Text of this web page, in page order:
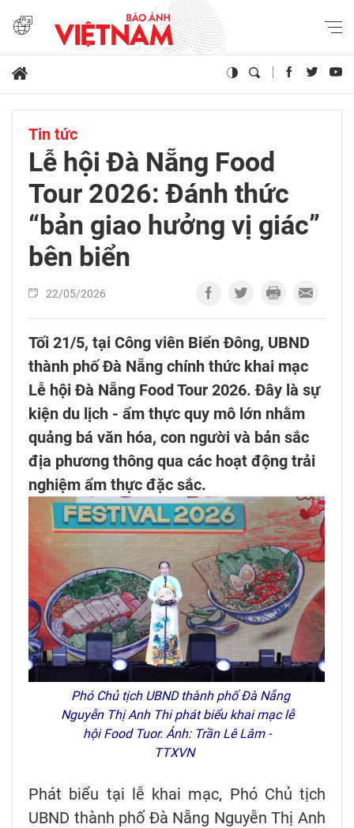
Tin tức
Lễ hội Đà Nẵng Food
Tour 2026: Đánh thức
“bản giao hưởng vị giác”
bên biển
22/05/2026
Tối 21/5, tại Công viên Biển Đông, UBND
thành phố Đà Nẵng chính thức khai mạc
Lễ hội Đà Nẵng Food Tour 2026. Đây là sự
kiện du lịch - ẩm thực quy mô lớn nhằm
quảng bá văn hóa, con người và bản sắc
địa phương thông qua các hoạt động trải
nghiệm ẩm thực đặc sắc.
Phó Chủ tịch UBND thành phố Đà Nẵng
Nguyễn Thị Anh Thi phát biểu khai mạc lễ
hội Food Tuor. Ảnh: Trần Lê Lâm -
TTXVN
Phát biểu tại lễ khai mạc, Phó Chủ tịch
UBND thành phố Đà Nẵng Nguyễn Thị Anh